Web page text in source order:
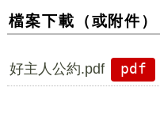
檔案下載（或附件）
好主人公約.pdf pdf